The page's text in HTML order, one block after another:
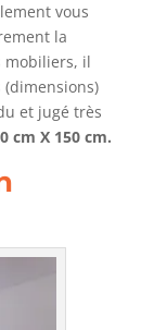
vous
la
mobiliers, il
et jugé très
cm X 150 cm.